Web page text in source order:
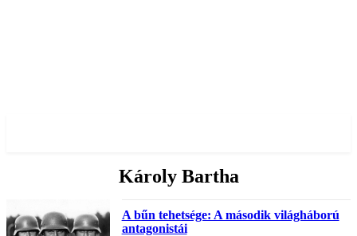
Károly Bartha
A bűn tehetsége: A második világháború
antagonistái